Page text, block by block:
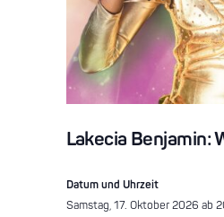
Lakecia Benjamin:
Datum und Uhrzeit
Samstag, 17. Oktober 2026 ab